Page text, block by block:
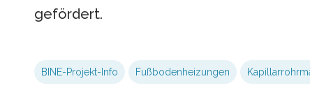
gefördert.
BINE-Projekt-Info Fußbodenheizungen